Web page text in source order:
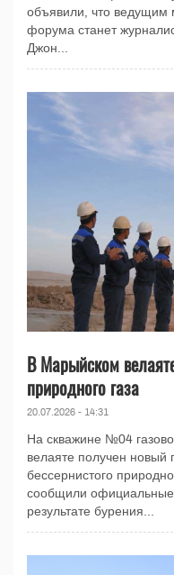
объявили, что
форума станет
Джон...
В Марыйском
природного газа
20.07.2026 - 14:31
На скважине №04
велаяте получен
бессернистого
сообщили
результате бурения...